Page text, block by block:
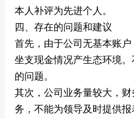
本人补评为先进个人。
四、存在的问题和建议
首先，由于公司无基本账户
坐支现金情况产生态环境
的问题。
其次，公司业务量较大，
务，不能为领导及时提供报